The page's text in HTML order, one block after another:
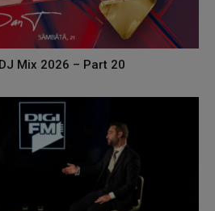
Mix 2026 – Part 20